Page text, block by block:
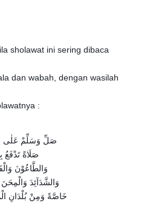
sholawat ini sering dibaca
dan wabah, dengan wasilah
:
صَلِّ وَسَلِّمْ عَلٰی
صَلَاةً تَدْفَعُ
وَالطَّاعُوْنَ
وَالشَّدَآئِدَ
خَاصَّةً وَمِنْ بُلْدَانِ